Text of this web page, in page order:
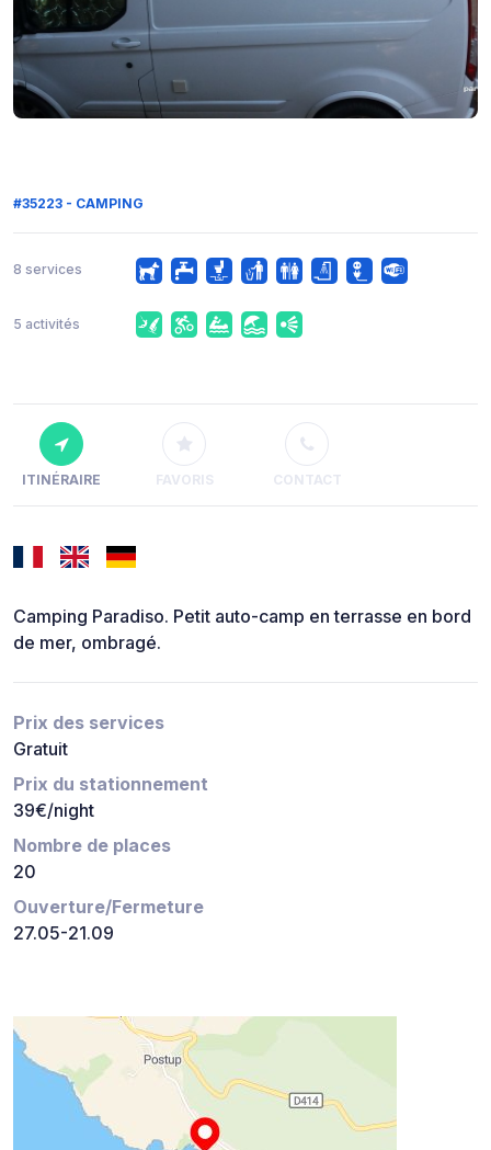
#35223 - CAMPING
8 services
5 activités
ITINÉRAIRE FAVORIS CONTACT
Camping Paradiso. Petit auto-camp en terrasse en bord
de mer, ombragé.
Prix des services
Gratuit
Prix du stationnement
39€/night
Nombre de places
20
Ouverture/Fermeture
27.05-21.09